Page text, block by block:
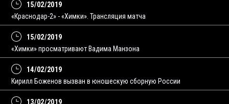
15/02/2019
«Краснодар-2» - «Химки». Трансляция матча
15/02/2019
«Химки» просматривают Вадима Манзона
14/02/2019
Кирилл Боженов вызван в юношескую сборную России
13/02/2019